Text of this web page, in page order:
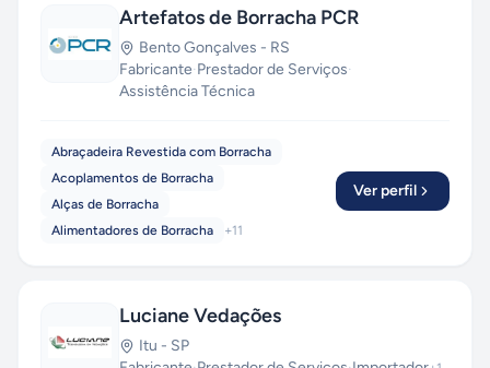
Artefatos de Borracha PCR
Bento Gonçalves - RS
Fabricante·Prestador de Serviços·
Assistência Técnica
Abraçadeira Revestida com Borracha
Acoplamentos de Borracha
Alças de Borracha
Alimentadores de Borracha
+11
Ver perfil
Luciane Vedações
Itu - SP